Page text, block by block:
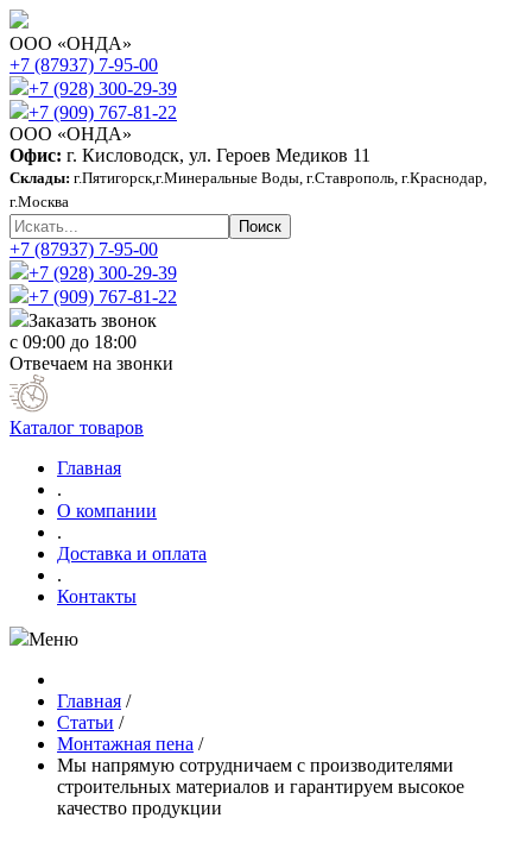
ООО «ОНДА»
+7 (87937) 7-95-00
+7 (928) 300-29-39
+7 (909) 767-81-22
ООО «ОНДА»
Офис: г. Кисловодск, ул. Героев Медиков 11
Склады: г.Пятигорск,г.Минеральные Воды, г.Ставрополь, г.Краснодар,
г.Москва
+7 (87937) 7-95-00
+7 (928) 300-29-39
+7 (909) 767-81-22
Заказать звонок
с 09:00 до 18:00
Отвечаем на звонки
Каталог товаров
Главная
.
О компании
.
Доставка и оплата
.
Контакты
Меню
Главная /
Статьи /
Монтажная пена /
Мы напрямую сотрудничаем с производителями
строительных материалов и гарантируем высокое
качество продукции